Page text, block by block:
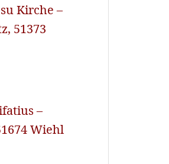
Kirche –
51373
–
Wiehl